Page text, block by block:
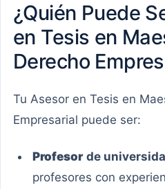
¿Quién Puede
en Tesis en
Derecho
Tu Asesor en Tesis en
Empresarial puede ser:
Profesor de
profesores con